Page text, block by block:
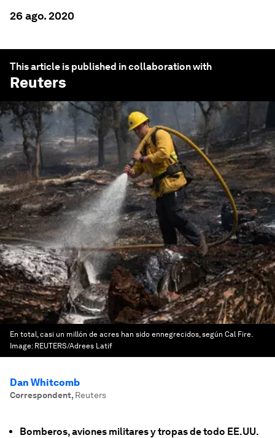
26 ago. 2020
This article is published in collaboration with
Reuters
En total, casi un millón de acres han sido ennegrecidos, según Cal Fire.
Image: REUTERS/Adrees Latif
Dan Whitcomb
Correspondent, Reuters
Bomberos, aviones militares y tropas de todo EE.UU.